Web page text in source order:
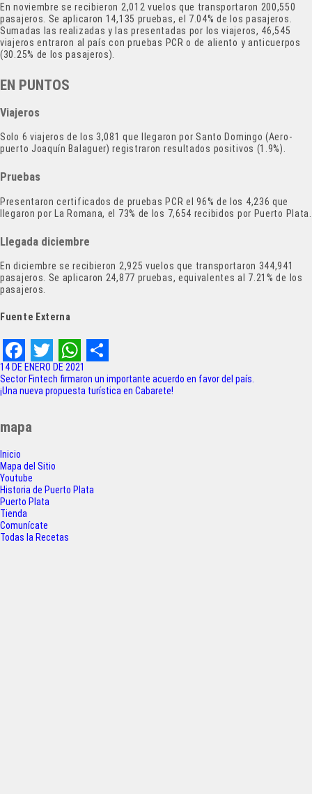
En noviembre se recibie­ron 2,012 vuelos que trans­portaron 200,550
pasaje­ros. Se aplicaron 14,135 pruebas, el 7.04% de los pa­sajeros.
Sumadas las reali­zadas y las presentadas por los viajeros, 46,545
viajeros entraron al país con prue­bas PCR o de aliento y anti­cuerpos
(30.25% de los pa­sajeros).
EN PUNTOS
Viajeros
Solo 6 viajeros de los 3,081 que llegaron por Santo Domingo (Aero­
puerto Joaquín Bala­guer) registraron resul­tados positivos (1.9%).
Pruebas
Presentaron certificados de pruebas PCR el 96% de los 4,236 que
llega­ron por La Romana, el 73% de los 7,654 recibi­dos por Puerto Plata.
Llegada diciembre
En diciembre se reci­bieron 2,925 vuelos que transportaron 344,941
pasajeros. Se aplicaron 24,877 pruebas, equi­valentes al 7.21% de los
pasajeros.
Fuente Externa
F
a
c
e
b
o
o
k
T
w
t
t
e
r
W
h
A
p
S
h
14 DE ENERO DE 2021
Navegación
de
Sector Fintech firmaron un importante acuerdo en favor del país.
¡Una nueva propuesta turística en Cabarete!
mapa
Inicio
Mapa del Sitio
Youtube
Historia de Puerto Plata
Puerto Plata
Tienda
Comunícate
Todas la Recetas